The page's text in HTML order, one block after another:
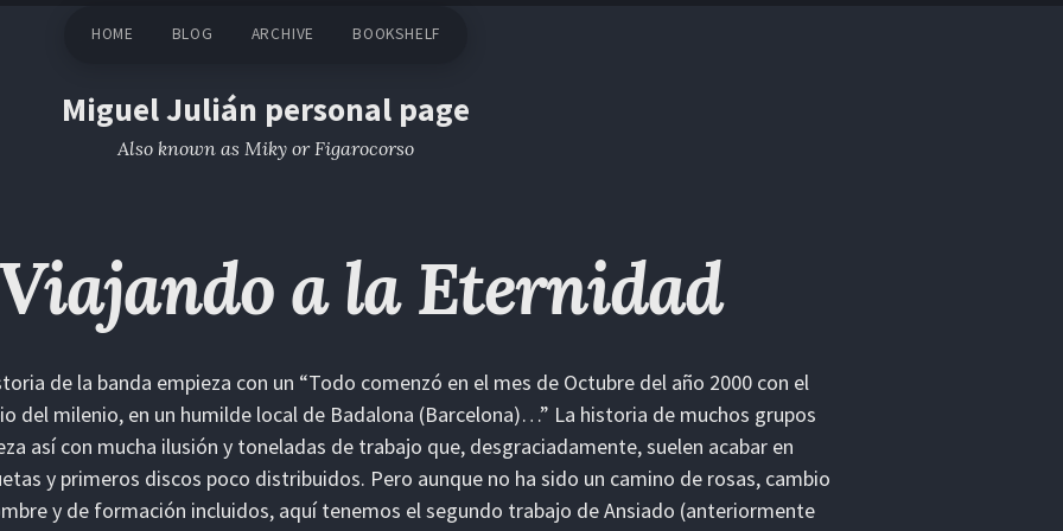
HOME BLOG ARCHIVE BOOKSHELF
Miguel Julián personal page
Also known as Miky or Figarocorso
a la Eternidad
de la banda empieza con un “Todo comenzó en el mes de Octubre del año 2000 con el
del milenio, en un humilde local de Badalona (Barcelona)…” La historia de muchos grupos
así con mucha ilusión y toneladas de trabajo que, desgraciadamente, suelen acabar en
y primeros discos poco distribuidos. Pero aunque no ha sido un camino de rosas, cambio
y de formación incluidos, aquí tenemos el segundo trabajo de Ansiado (anteriormente